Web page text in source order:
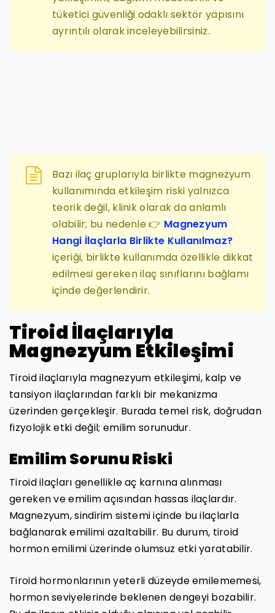
tüketici güvenliği odaklı sektör yapısını
ayrıntılı olarak inceleyebilirsiniz.
Bazı ilaç gruplarıyla birlikte magnezyum
kullanımında etkileşim riski yalnızca
teorik değil, klinik olarak da anlamlı
olabilir; bu nedenle 👉 Magnezyum
Hangi İlaçlarla Birlikte Kullanılmaz?
içeriği, birlikte kullanımda özellikle dikkat
edilmesi gereken ilaç sınıflarını bağlamı
içinde değerlendirir.
Tiroid İlaçlarıyla
Magnezyum Etkileşimi
Tiroid ilaçlarıyla magnezyum etkileşimi, kalp ve
tansiyon ilaçlarından farklı bir mekanizma
üzerinden gerçekleşir. Burada temel risk, doğrudan
fizyolojik etki değil; emilim sorunudur.
Emilim Sorunu Riski
Tiroid ilaçları genellikle aç karnına alınması
gereken ve emilim açısından hassas ilaçlardır.
Magnezyum, sindirim sistemi içinde bu ilaçlarla
bağlanarak emilimi azaltabilir. Bu durum, tiroid
hormon emilimi üzerinde olumsuz etki yaratabilir.
Tiroid hormonlarının yeterli düzeyde emilememesi,
hormon seviyelerinde beklenen dengeyi bozabilir.